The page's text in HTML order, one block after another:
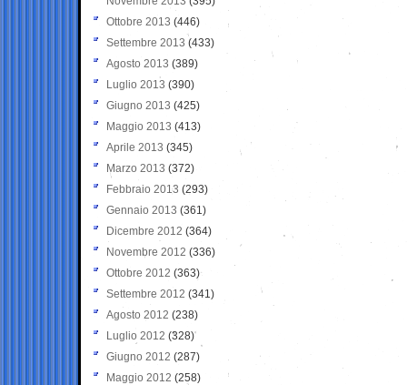
Ottobre 2013 (446)
Settembre 2013 (433)
Agosto 2013 (389)
Luglio 2013 (390)
Giugno 2013 (425)
Maggio 2013 (413)
Aprile 2013 (345)
Marzo 2013 (372)
Febbraio 2013 (293)
Gennaio 2013 (361)
Dicembre 2012 (364)
Novembre 2012 (336)
Ottobre 2012 (363)
Settembre 2012 (341)
Agosto 2012 (238)
Luglio 2012 (328)
Giugno 2012 (287)
Maggio 2012 (258)